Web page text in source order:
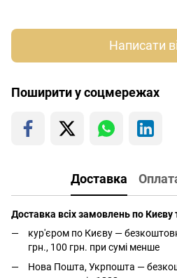
Написати
Поширити у соцмережах
Доставка
Доставка всіх замовлень по Києву
кур'єром по Києву —
грн., 100 грн. при сумі менше
Нова Пошта, Укрпошта —